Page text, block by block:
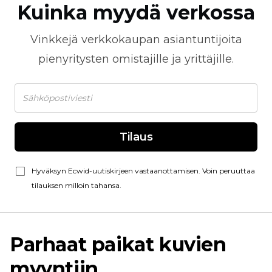
Kuinka myydä verkossa
Vinkkejä verkkokaupan asiantuntijoita
pienyritysten omistajille ja yrittäjille.
Tilaus
Hyväksyn Ecwid-uutiskirjeen vastaanottamisen. Voin peruuttaa
tilauksen milloin tahansa.
Parhaat paikat kuvien